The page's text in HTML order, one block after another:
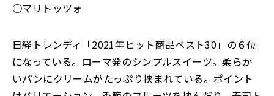
○マリトッツォ
日経トレンディ「2021年ヒット商品ベスト30」の６位
になっている。ローマ発のシンプルスイーツ。柔らか
いパンにクリームがたっぷり挟まれている。ポイント